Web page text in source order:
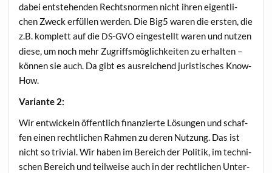
dabei ent­ste­hen­den Rechts­nor­men nicht ihren eigent­li­
chen Zweck erfül­len wer­den. Die Big5 waren die ers­ten, die
z.B. kom­plett auf die DS-GVOein­ge­stellt waren und nut­zen
die­se, um noch mehr Zugriffs­mög­lich­kei­ten zu erhal­ten –
kön­nen sie auch. Da gibt es aus­rei­chend juris­ti­sches Know-
How.
Vari­an­te 2:
Wir ent­wi­ckeln öffent­lich finan­zier­te Lösun­gen und schaf­
fen einen recht­li­chen Rah­men zu deren Nut­zung. Das ist
nicht so tri­vi­al. Wir haben im Bereich der Poli­tik, im tech­ni­
schen Bereich und teil­wei­se auch in der recht­li­chen Unter­